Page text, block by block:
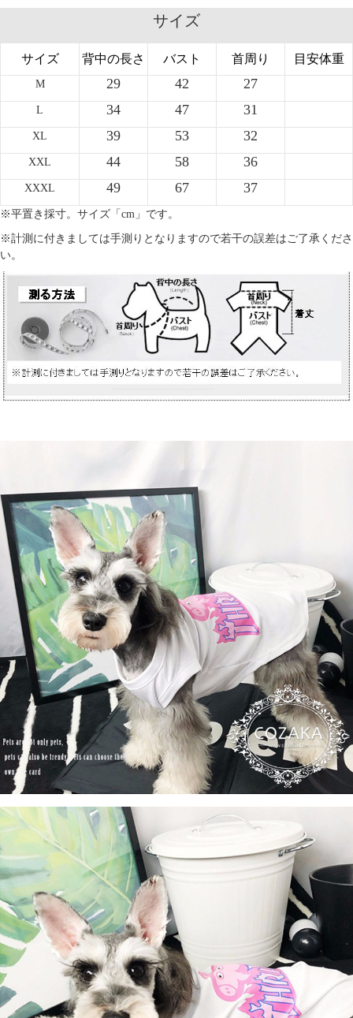
サイズ
サイズ 背中の長さ バスト 首周り 目安体重
M 29 42 27
L 34 47 31
XL 39 53 32
XXL 44 58 36
XXXL 49 67 37
※平置き採寸。サイズ「cm」です。
※計測に付きましては手測りとなりますので若干の誤差はご了承くださ
い。